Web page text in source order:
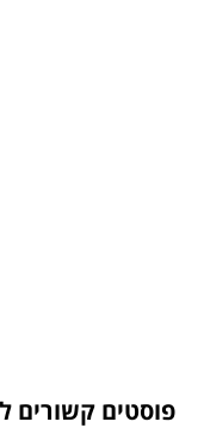
פוסטים קשורים